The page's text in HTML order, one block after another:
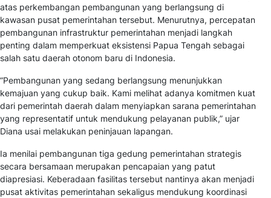
atas perkembangan pembangunan yang berlangsung di
kawasan pusat pemerintahan tersebut. Menurutnya, percepatan
pembangunan infrastruktur pemerintahan menjadi langkah
penting dalam memperkuat eksistensi Papua Tengah sebagai
salah satu daerah otonom baru di Indonesia.
“Pembangunan yang sedang berlangsung menunjukkan
kemajuan yang cukup baik. Kami melihat adanya komitmen kuat
dari pemerintah daerah dalam menyiapkan sarana pemerintahan
yang representatif untuk mendukung pelayanan publik,” ujar
Diana usai melakukan peninjauan lapangan.
Ia menilai pembangunan tiga gedung pemerintahan strategis
secara bersamaan merupakan pencapaian yang patut
diapresiasi. Keberadaan fasilitas tersebut nantinya akan menjadi
pusat aktivitas pemerintahan sekaligus mendukung koordinasi